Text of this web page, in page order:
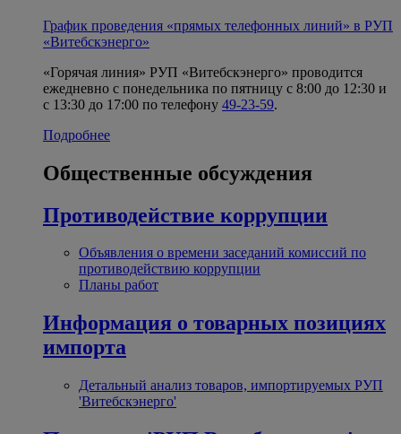
График проведения «прямых телефонных линий» в РУП
«Витебскэнерго»
«Горячая линия» РУП «Витебскэнерго» проводится
ежедневно с понедельника по пятницу с 8:00 до 12:30 и
с 13:30 до 17:00 по телефону 49-23-59.
Подробнее
Общественные обсуждения
Противодействие коррупции
Объявления о времени заседаний комиссий по
противодействию коррупции
Планы работ
Информация о товарных позициях
импорта
Детальный анализ товаров, импортируемых РУП
'Витебскэнерго'